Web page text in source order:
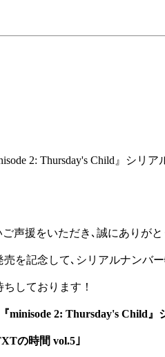
2: Thursday's Child』シリア
声援をいただき､誠にありがと
売を記念して､シリアルナン
しております！
2: Thursday's Child』
の時間 vol.5｣